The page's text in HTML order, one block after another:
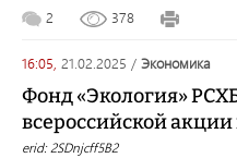
2 378
16:05, 21.02.2025 / экономика
Фонд «Экология»
всероссийской
erid: 2SDnjcff5B2